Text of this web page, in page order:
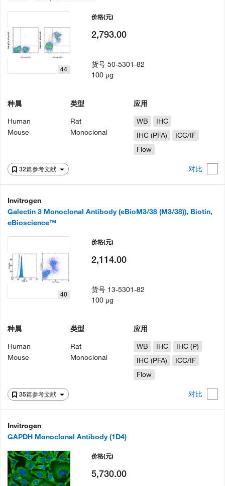
32篇参考文献 对比
44
种属
Human
Mouse
类型
Rat
Monoclonal
应用
WB
IHC
IHC (PFA)
ICC/IF
Flow
价格(元)
2,793.00
货号50-5301-82
100 µg
Invitrogen
Galectin 3 Monoclonal Antibody (eBioM3/38 (M3/38)), Biotin,
eBioscience™
35篇参考文献 对比
40
种属
Human
Mouse
类型
Rat
Monoclonal
应用
WB
IHC
IHC (P)
IHC (PFA)
ICC/IF
Flow
价格(元)
2,114.00
货号 13-5301-82
100 µg
Invitrogen
GAPDH Monoclonal Antibody (1D4)
价格(元)
5,730.00